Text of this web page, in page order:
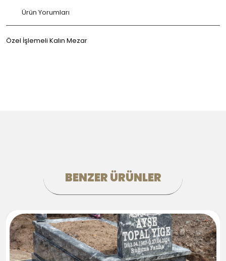
Ürün Yorumları
Özel İşlemeli Kalın Mezar
BENZER ÜRÜNLER